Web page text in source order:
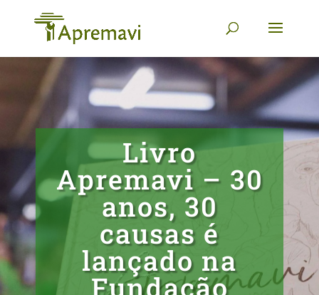
Livro
Apremavi – 30
anos, 30
causas é
lançado na
Fundação